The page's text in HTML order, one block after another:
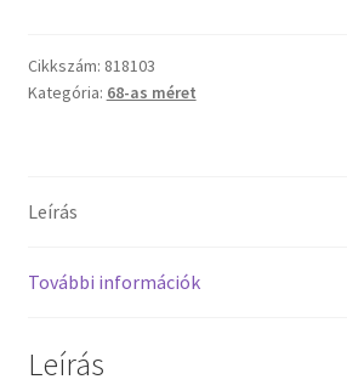
Cikkszám: 818103
Kategória: 68-as méret
Leírás
További információk
Leírás